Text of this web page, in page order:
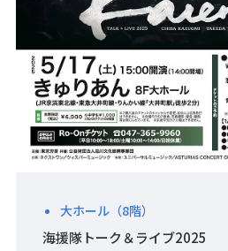
大ホール（8階）
海援隊トーク＆ライブ2025